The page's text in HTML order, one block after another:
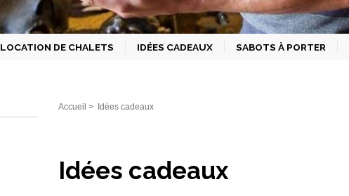
LOCATION DE CHALETS IDÉES CADEAUX SABOTS À PORTER
Accueil > Idées cadeaux
Idées cadeaux